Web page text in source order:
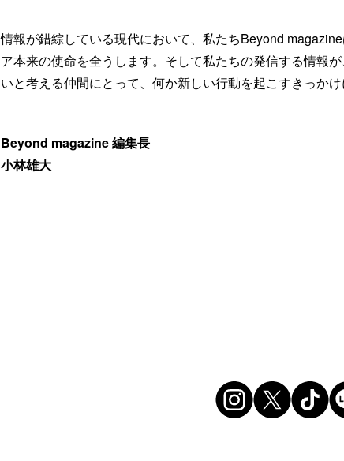
情報が錯綜している現代において、私たちBeyond
ア本来の使命を全うします。そして私たちの発信する情報
いと考える仲間にとって、何か新しい行動を起こすきっかけ
Beyond magazine 編集長
小林雄大